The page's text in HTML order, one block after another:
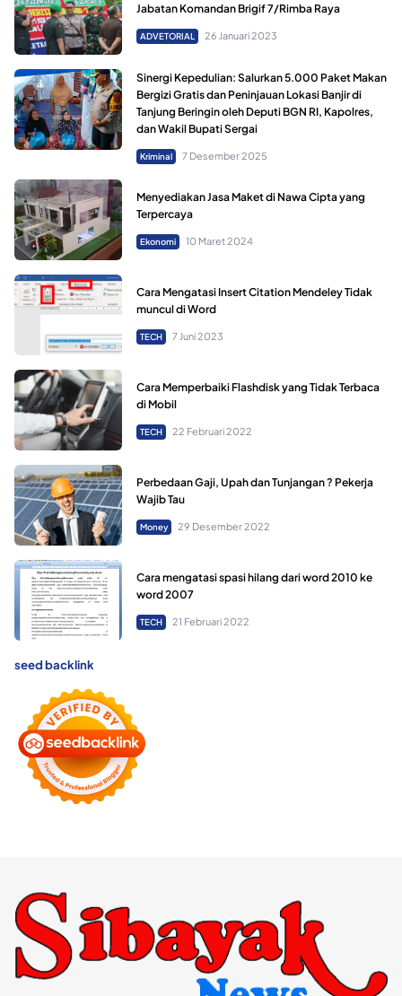
Jabatan Komandan Brigif 7/Rimba Raya
ADVETORIAL 26 Januari 2023
Sinergi Kepedulian: Salurkan 5.000 Paket Makan
Bergizi Gratis dan Peninjauan Lokasi Banjir di
Tanjung Beringin oleh Deputi BGN RI, Kapolres,
dan Wakil Bupati Sergai
Kriminal 7 Desember 2025
Menyediakan Jasa Maket di Nawa Cipta yang
Terpercaya
Ekonomi 10 Maret 2024
Cara Mengatasi Insert Citation Mendeley Tidak
muncul di Word
TECH 7 Juni 2023
Cara Memperbaiki Flashdisk yang Tidak Terbaca
di Mobil
TECH 22 Februari 2022
Perbedaan Gaji, Upah dan Tunjangan ? Pekerja
Wajib Tau
Money 29 Desember 2022
Cara mengatasi spasi hilang dari word 2010 ke
word 2007
TECH 21 Februari 2022
seed backlink